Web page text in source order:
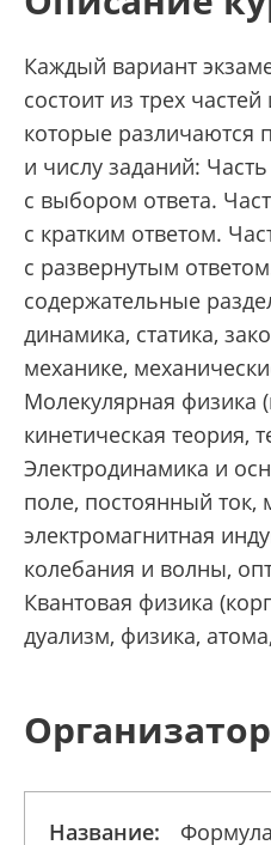
Каждый вариант
состоит из трех
которые различаются
и числу заданий:
с выбором ответа.
с кратким ответом.
с развернутым
содержательные
динамика, статика,
механике,
Молекулярная физика
кинетическая теория,
Электродинамика и
поле, постоянный ток,
электромагнитная
колебания и волны,
Квантовая физика
дуализм, физика,
Организатор
Название: